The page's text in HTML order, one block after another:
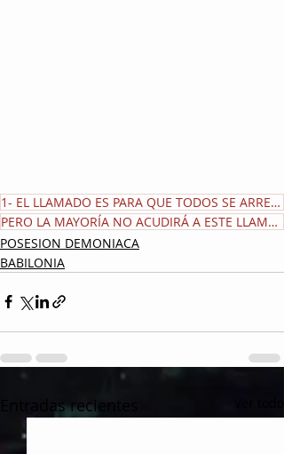
1- EL LLAMADO ES PARA QUE TODOS SE ARREPIENTAN ANTES QUE SEA TARDE
PERO LA MAYORÍA NO ACUDIRÁ A ESTE LLAMADO. SIN EMBARGO
POSESION DEMONIACA
BABILONIA
Entradas recientes